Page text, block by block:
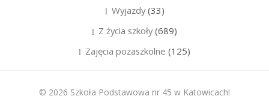
Wyjazdy(33)
Z życia szkoły(689)
Zajęcia pozaszkolne (125)
© 2026 Szkoła Podstawowa nr 45 w Katowicach!